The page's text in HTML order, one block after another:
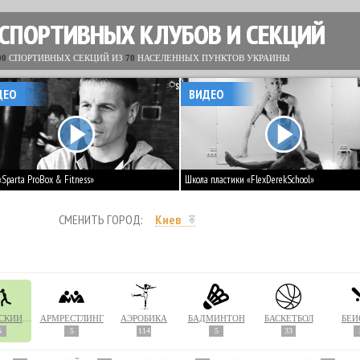
КЛУБОВ И СЕКЦИЙ
СПОРТИВНЫХ СЕКЦИЙ ИЗ 70 НАСЕЛЕННЫХ ПУНКТОВ УКРАИНЫ
ProBox & Fitness» Школа пластики «FlexDerekSchool»
ВИДЕО
СМЕНИТЬ ГОРОД: Киев
АРМРЕСТЛИНГ
5
АЭРОБИКА
114
БАДМИНТОН
5
БАСКЕТБОЛ
33